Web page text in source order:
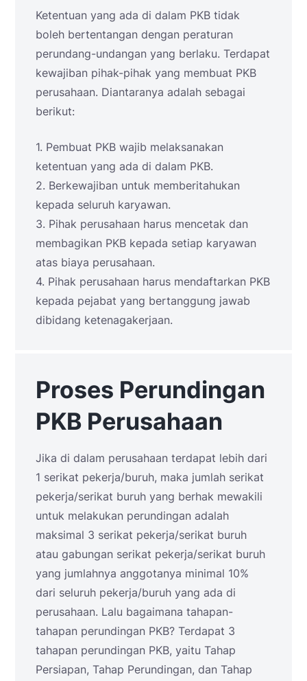
Ketentuan yang ada di dalam PKB tidak
boleh bertentangan dengan peraturan
perundang-undangan yang berlaku. Terdapat
kewajiban pihak-pihak yang membuat PKB
perusahaan. Diantaranya adalah sebagai
berikut:
1. Pembuat PKB wajib melaksanakan
ketentuan yang ada di dalam PKB.
2. Berkewajiban untuk memberitahukan
kepada seluruh karyawan.
3. Pihak perusahaan harus mencetak dan
membagikan PKB kepada setiap karyawan
atas biaya perusahaan.
4. Pihak perusahaan harus mendaftarkan PKB
kepada pejabat yang bertanggung jawab
dibidang ketenagakerjaan.
Proses Perundingan
PKB Perusahaan
Jika di dalam perusahaan terdapat lebih dari
1 serikat pekerja/buruh, maka jumlah serikat
pekerja/serikat buruh yang berhak mewakili
untuk melakukan perundingan adalah
maksimal 3 serikat pekerja/serikat buruh
atau gabungan serikat pekerja/serikat buruh
yang jumlahnya anggotanya minimal 10%
dari seluruh pekerja/buruh yang ada di
perusahaan. Lalu bagaimana tahapan-
tahapan perundingan PKB? Terdapat 3
tahapan perundingan PKB, yaitu Tahap
Persiapan, Tahap Perundingan, dan Tahap